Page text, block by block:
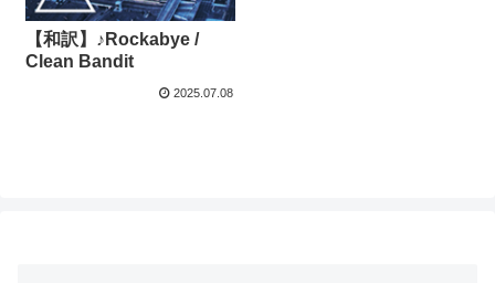
【和訳】♪Rockabye /
Clean Bandit
2025.07.08